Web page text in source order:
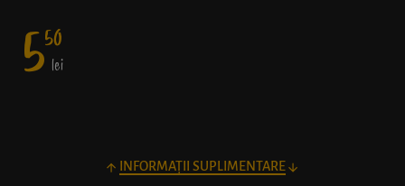
550
lei
INFORMAȚII SUPLIMENTARE